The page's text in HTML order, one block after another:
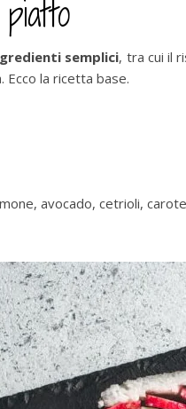
semplici, tra cui il
Ecco la ricetta base.
avocado, cetrioli,